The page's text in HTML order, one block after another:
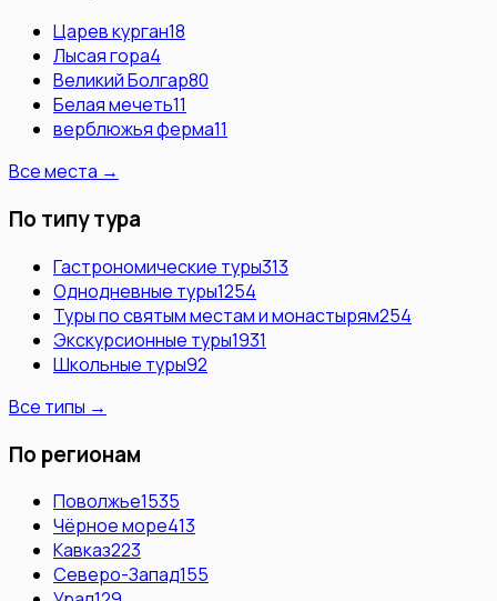
Царев курган18
Лысая гора4
Великий Болгар80
Белая мечеть11
верблюжья ферма11
Все места →
По типу тура
Гастрономические туры313
Однодневные туры1254
Туры по святым местам и монастырям254
Экскурсионные туры1931
Школьные туры92
Все типы →
По регионам
Поволжье1535
Чёрное море413
Кавказ223
Северо-Запад155